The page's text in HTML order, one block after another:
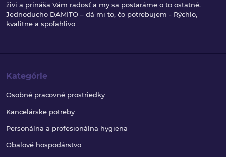
živí a prináša Vám radosť a my sa postaráme o to ostatné.
Jednoducho DAMITO – dá mi to, čo potrebujem - Rýchlo,
kvalitne a spoľahlivo
Kategórie
Osobné pracovné prostriedky
Kancelárske potreby
Personálna a profesionálna hygiena
Obalové hospodárstvo